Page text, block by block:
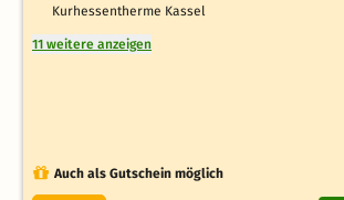
Kurhessentherme Kassel
11 weitere anzeigen
Auch als Gutschein möglich